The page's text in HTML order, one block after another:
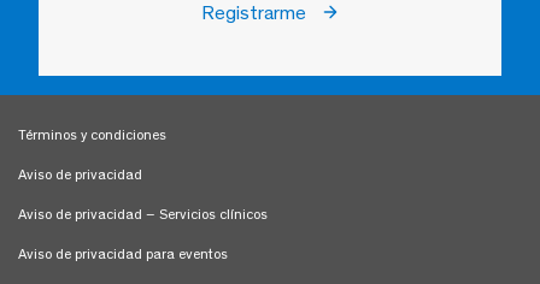
Registrarme
Términos y condiciones
Aviso de privacidad
Aviso de privacidad – Servicios clínicos
Aviso de privacidad para eventos